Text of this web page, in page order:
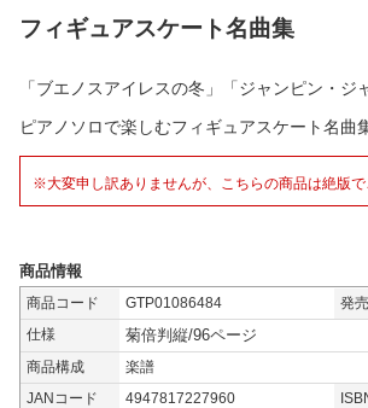
フィギュアスケート名曲集
「ブエノスアイレスの冬」「ジャンピン・ジ
ピアノソロで楽しむフィギュアスケート名曲
※大変申し訳ありませんが、こちらの商品は絶版で
商品情報
商品コード GTP01086484 発
仕様
菊倍判縦/96ページ
商品構成
楽譜
JANコード
4947817227960